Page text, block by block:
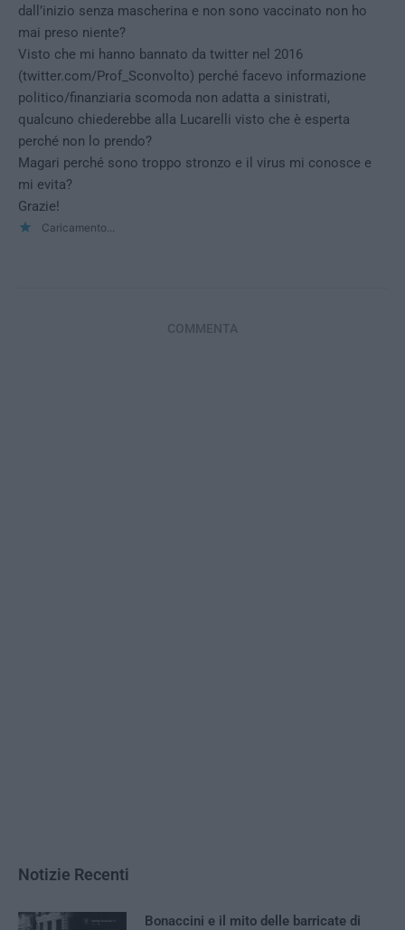
dall’inizio senza mascherina e non sono vaccinato non ho
mai preso niente?
Visto che mi hanno bannato da twitter nel 2016
(twitter.com/Prof_Sconvolto) perché facevo informazione
politico/finanziaria scomoda non adatta a sinistrati,
qualcuno chiederebbe alla Lucarelli visto che è esperta
perché non lo prendo?
Magari perché sono troppo stronzo e il virus mi conosce e
mi evita?
Grazie!
Caricamento...
COMMENTA
Notizie Recenti
Bonaccini e il mito delle barricate di